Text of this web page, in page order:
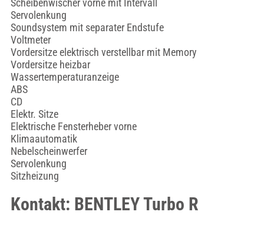
Scheibenwischer vorne mit Intervall
Servolenkung
Soundsystem mit separater Endstufe
Voltmeter
Vordersitze elektrisch verstellbar mit Memory
Vordersitze heizbar
Wassertemperaturanzeige
ABS
CD
Elektr. Sitze
Elektrische Fensterheber vorne
Klimaautomatik
Nebelscheinwerfer
Servolenkung
Sitzheizung
Kontakt: BENTLEY Turbo R